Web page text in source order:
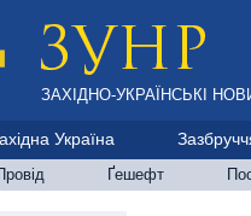
ЗАХІДНО-УКРАЇНСЬКІ
Україна
Ґешефт